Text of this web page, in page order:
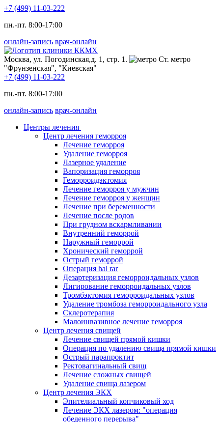
+7 (499) 11-03-222
пн.-пт. 8:00-17:00
онлайн-запись врач-онлайн
Москва, ул. Погодинская,д. 1, стр. 1.
Ст. метро
"Фрунзенская", "Киевская"
+7 (499) 11-03-222
пн.-пт. 8:00-17:00
онлайн-запись врач-онлайн
Центры лечения
Центр лечения геморроя
Лечение геморроя
Удаление геморроя
Лазерное удаление
Вапоризация геморроя
Геморроидэктомия
Лечение геморроя у мужчин
Лечение геморроя у женщин
Лечение при беременности
Лечение после родов
При грудном вскармливании
Внутренний геморрой
Наружный геморрой
Хронический геморрой
Острый геморрой
Операция hal rar
Дезартеризация геморроидальных узлов
Лигирование геморроидальных узлов
Тромбэктомия геморроидальных узлов
Удаление тромбоза геморроидального узла
Склеротерапия
Малоинвазивное лечение геморроя
Центр лечения свищей
Лечение свищей прямой кишки
Операция по удалению свища прямой кишки
Острый парапроктит
Ректовагинальный свищ
Лечение сложных свищей
Удаление свища лазером
Центр лечения ЭКХ
Эпителиальный копчиковый ход
Лечение ЭКХ лазером: "операция
обеденного перерыва"